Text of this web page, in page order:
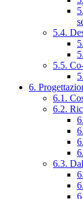
5.4.
5.5.
6.
6.1.
6.2.
6.3.